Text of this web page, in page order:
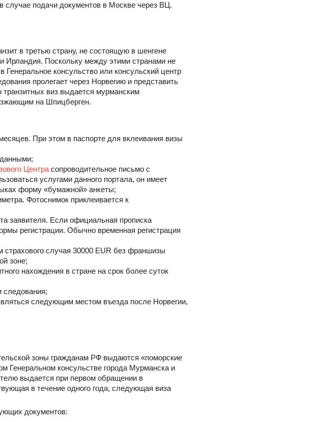
в случае подачи документов в Москве через ВЦ.
в третью страну, не состоящую в шенгене
Ирландия. Поскольку между этими странами не
консульство или консульский центр
пролегает через Норвегию и представить
виз выдается мурманским
на Шпицберген.
При этом в паспорте для вклеивания визы
Центра сопроводительное письмо с
услугами данного портала, он имеет
форму «бумажной» анкеты;
Фотоснимок приклеивается к
заявителя. Если официальная прописка
регистрации. Обычно временная регистрация
случая 30000 EUR без франшизы
зоне;
нахождения в стране на срок более суток
следования;
следующим местом въезда после Норвегии,
зоны гражданам РФ выдаются «поморские
Генеральном консульстве города Мурманска и
выдается при первом обращении в
в течение одного года, следующая виза
документов: